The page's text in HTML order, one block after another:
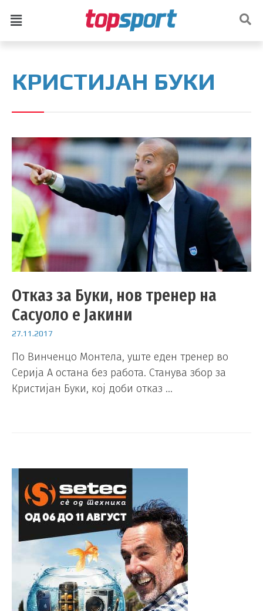
КРИСТИЈАН БУКИ
Отказ за Буки, нов тренер на
Сасуоло е Јакини
27.11.2017
По Винченцо Монтела, уште еден тренер во
Серија А остана без работа. Станува збор за
Кристијан Буки, кој доби отказ …